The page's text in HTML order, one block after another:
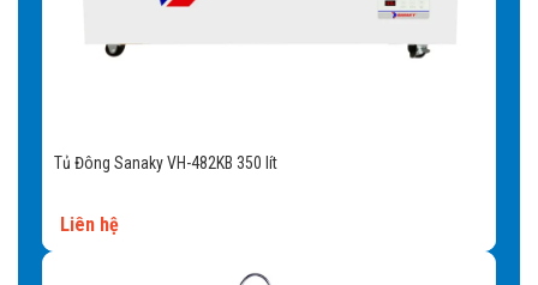
Tủ Đông Sanaky VH-482KB 350 lít
Liên hệ